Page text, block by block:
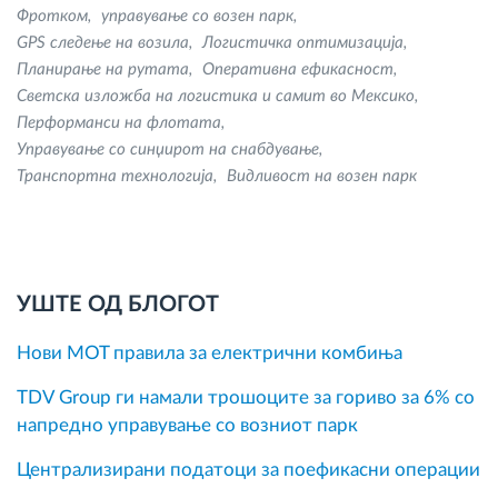
Фротком
управување со возен парк
GPS следење на возила
Логистичка оптимизација
Планирање на рутата
Оперативна ефикасност
Светска изложба на логистика и самит во Мексико
Перформанси на флотата
Управување со синџирот на снабдување
Транспортна технологија
Видливост на возен парк
УШТЕ ОД БЛОГОТ
Нови MOT правила за електрични комбиња
TDV Group ги намали трошоците за гориво за 6% со
напредно управување со возниот парк
Централизирани податоци за поефикасни операции